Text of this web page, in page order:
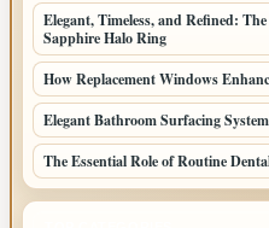
Elegant, Timeless, and Refined:
Sapphire Halo Ring
How Replacement Windows
Elegant Bathroom Surfacing
The Essential Role of Routine